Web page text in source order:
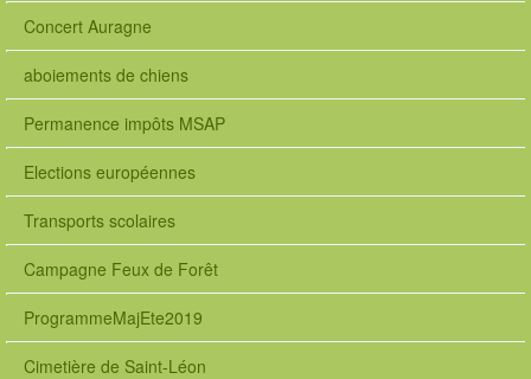
Concert Auragne
aboiements de chiens
Permanence impôts MSAP
Elections européennes
Transports scolaires
Campagne Feux de Forêt
ProgrammeMajEte2019
Cimetière de Saint-Léon